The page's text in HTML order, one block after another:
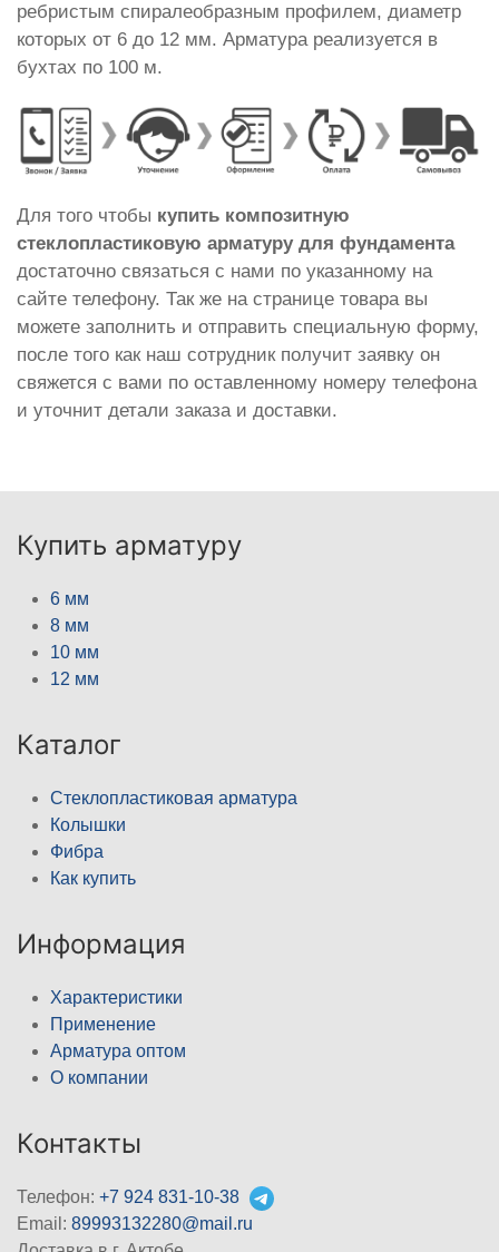
ребристым спиралеобразным профилем, диаметр
которых от 6 до 12 мм. Арматура реализуется в
бухтах по 100 м.
Для того чтобы купить композитную
стеклопластиковую арматуру для фундамента
достаточно связаться с нами по указанному на
сайте телефону. Так же на странице товара вы
можете заполнить и отправить специальную форму,
после того как наш сотрудник получит заявку он
свяжется с вами по оставленному номеру телефона
и уточнит детали заказа и доставки.
Купить арматуру
6 мм
8 мм
10 мм
12 мм
Каталог
Стеклопластиковая арматура
Колышки
Фибра
Как купить
Информация
Характеристики
Применение
Арматура оптом
О компании
Контакты
Телефон: +7 924 831-10-38
Email: 89993132280@mail.ru